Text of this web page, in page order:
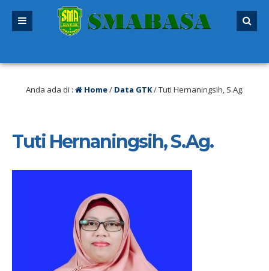
Anda ada di : Home/ Data GTK/Tuti Hernaningsih, S.Ag.
Tuti Hernaningsih, S.Ag.